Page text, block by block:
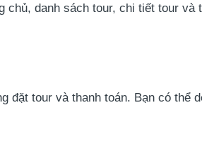
danh sách tour, chi tiết tour và
đặt tour và thanh toán. Bạn có thể